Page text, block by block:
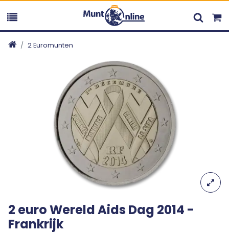
2 Euromunten
2 euro Wereld Aids Dag 2014 -
Frankrijk